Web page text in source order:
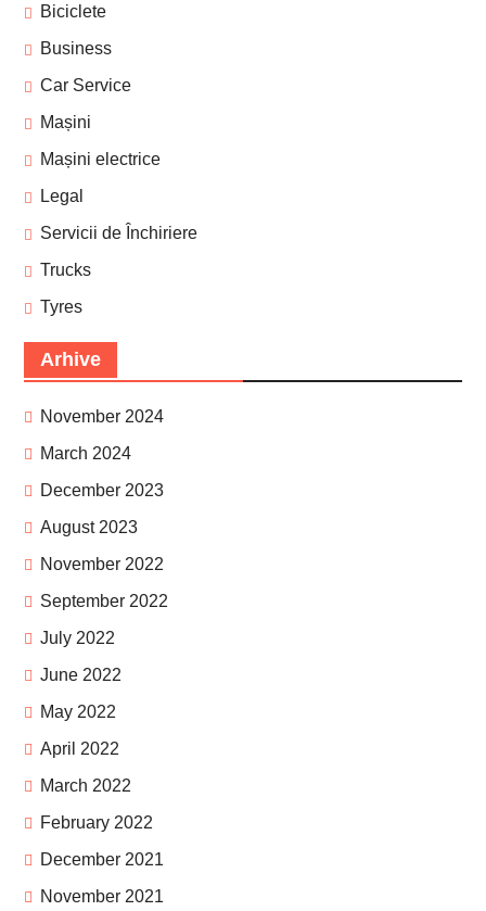
Biciclete
Business
Car Service
Mașini
Mașini electrice
Legal
Servicii de Închiriere
Trucks
Tyres
Arhive
November 2024
March 2024
December 2023
August 2023
November 2022
September 2022
July 2022
June 2022
May 2022
April 2022
March 2022
February 2022
December 2021
November 2021